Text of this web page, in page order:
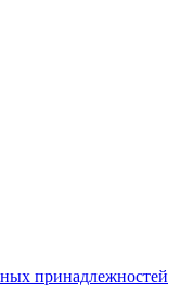
принадлежностей